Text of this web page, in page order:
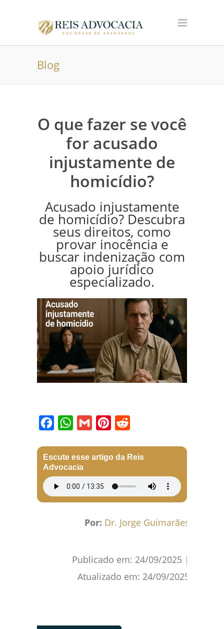
Blog
O que fazer se você
for acusado
injustamente de
homicídio?
Acusado injustamente
de homicídio? Descubra
seus direitos, como
provar inocência e
buscar indenização com
apoio jurídico
especializado.
Escute esse artigo da Reis
Advocacia
Por: Dr. Jorge Guimarães
Publicado em: 24/09/2025 |
Atualizado em: 24/09/2025